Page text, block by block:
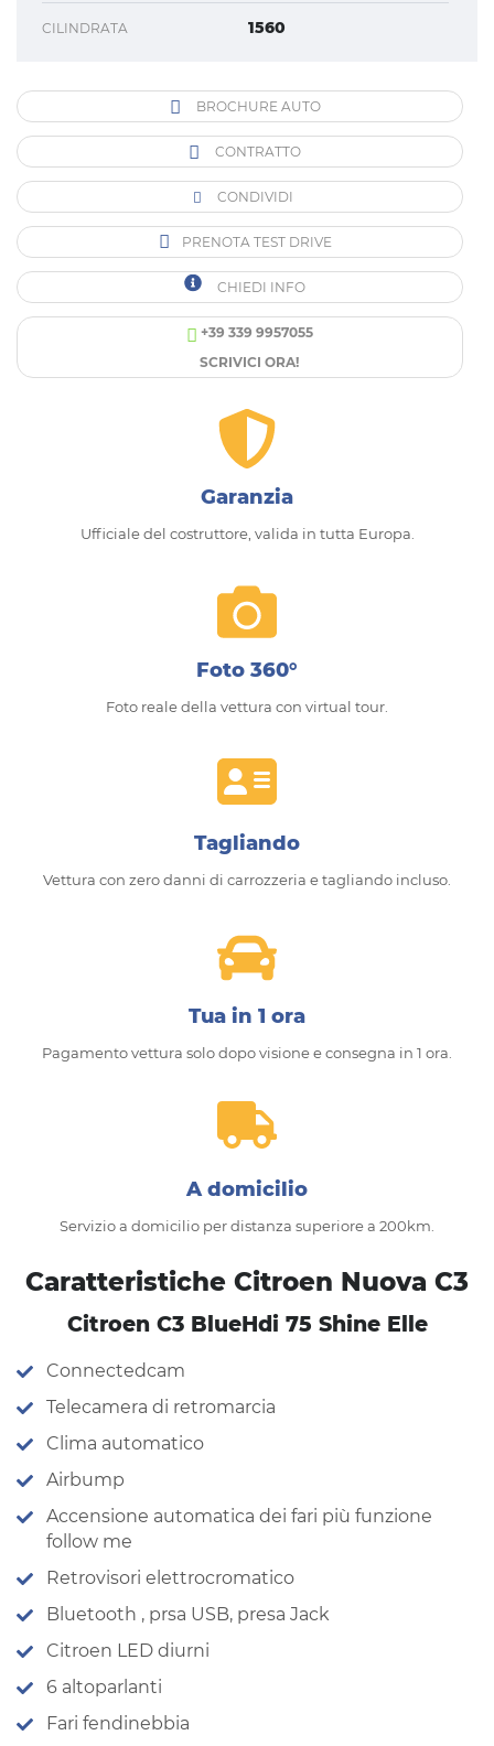
CILINDRATA 1560
BROCHURE AUTO
CONTRATTO
CONDIVIDI
PRENOTA TEST DRIVE
CHIEDI INFO
+39 339 9957055
SCRIVICI ORA!
Garanzia
Ufficiale del costruttore, valida in tutta Europa.
Foto 360°
Foto reale della vettura con virtual tour.
Tagliando
Vettura con zero danni di carrozzeria e tagliando incluso.
Tua in 1 ora
Pagamento vettura solo dopo visione e consegna in 1 ora.
A domicilio
Servizio a domicilio per distanza superiore a 200km.
Caratteristiche Citroen Nuova C3
Citroen C3 BlueHdi 75 Shine Elle
Connectedcam
Telecamera di retromarcia
Clima automatico
Airbump
Accensione automatica dei fari più funzione
follow me
Retrovisori elettrocromatico
Bluetooth , prsa USB, presa Jack
Citroen LED diurni
6 altoparlanti
Fari fendinebbia